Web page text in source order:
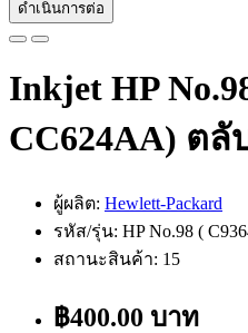
ดำเนินการต่อ
Inkjet HP
CC624AA) ต
ผู้ผลิต: Hewlett-Packard
รหัส/รุ่น: HP No.98 (
สถานะสินค้า: 15
฿400.00 บาท